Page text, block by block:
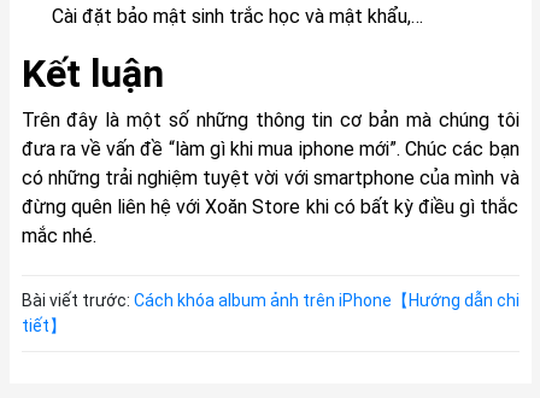
Cài đặt bảo mật sinh trắc học và mật khẩu,…
Kết luận
Trên đây là một số những thông tin cơ bản mà chúng tôi
đưa ra về vấn đề “làm gì khi mua iphone mới”. Chúc các bạn
có những trải nghiệm tuyệt vời với smartphone của mình và
đừng quên liên hệ với Xoăn Store khi có bất kỳ điều gì thắc
mắc nhé.
Bài viết trước: Cách khóa album ảnh trên iPhone【Hướng dẫn chi
tiết】